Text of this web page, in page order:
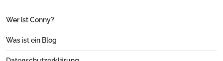
Wer ist Conny?
Was ist ein Blog